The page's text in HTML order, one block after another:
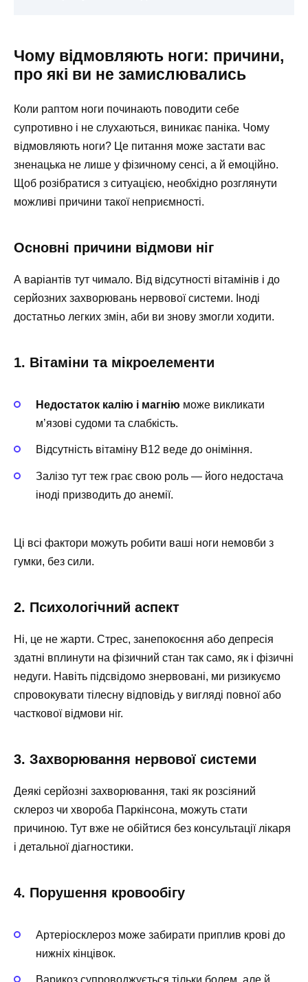
Чому відмовляють ноги: причини,
про які ви не замислювались
Коли раптом ноги починають поводити себе
супротивно і не слухаються, виникає паніка. Чому
відмовляють ноги? Це питання може застати вас
зненацька не лише у фізичному сенсі, а й емоційно.
Щоб розібратися з ситуацією, необхідно розглянути
можливі причини такої неприємності.
Основні причини відмови ніг
А варіантів тут чимало. Від відсутності вітамінів і до
серйозних захворювань нервової системи. Іноді
достатньо легких змін, аби ви знову змогли ходити.
1. Вітаміни та мікроелементи
Недостаток калію і магнію може викликати
м’язові судоми та слабкість.
Відсутність вітаміну B12 веде до оніміння.
Залізо тут теж грає свою роль — його недостача
іноді призводить до анемії.
Ці всі фактори можуть робити ваші ноги немовби з
гумки, без сили.
2. Психологічний аспект
Ні, це не жарти. Стрес, занепокоєння або депресія
здатні вплинути на фізичний стан так само, як і фізичні
недуги. Навіть підсвідомо знервовані, ми ризикуємо
спровокувати тілесну відповідь у вигляді повної або
часткової відмови ніг.
3. Захворювання нервової системи
Деякі серйозні захворювання, такі як розсіяний
склероз чи хвороба Паркінсона, можуть стати
причиною. Тут вже не обійтися без консультації лікаря
і детальної діагностики.
4. Порушення кровообігу
Артеріосклероз може забирати приплив крові до
нижніх кінцівок.